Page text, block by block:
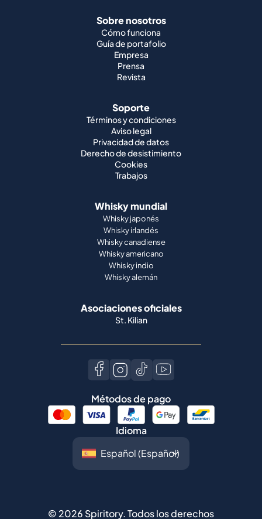
Sobre nosotros
Cómo funciona
Guía de portafolio
Empresa
Prensa
Revista
Soporte
Términos y condiciones
Aviso legal
Privacidad de datos
Derecho de desistimiento
Cookies
Trabajos
Whisky mundial
Whisky japonés
Whisky irlandés
Whisky canadiense
Whisky americano
Whisky indio
Whisky alemán
Asociaciones oficiales
St. Kilian
Métodos de pago
Idioma
© 2026 Spiritory.Todos los derechos